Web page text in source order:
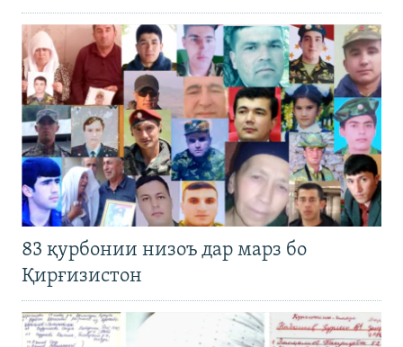
83 қурбонии низоъ дар марз бо
Қирғизистон